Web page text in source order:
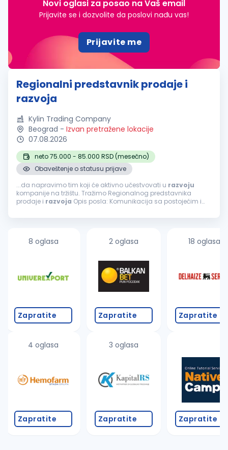
Novi oglasi za posao na Vaš email
Prijavite se i dozvolite da poslovi nađu vas!
Prijavite me
Regionalni predstavnik prodaje i
razvoja
Kylin Trading Company
Beograd - Izvan pretražene lokacije
07.08.2026
neto 75.000 - 85.000 RSD (mesečno)
Obaveštenje o statusu prijave
...da napravimo tim koji će aktivno učestvovati u razvoju
kompanije na tržištu. Tražimo Regionalnog predstavnika
prodaje i razvoja Opis posla: Komunikacija sa postojećim i
slanje ponuda, porudžbenica...
8 oglasa
Zapratite
4 oglasa
Zapratite
2 oglasa
Zapratite
3 oglasa
Zapratite
18 oglasa
Zapratite
Zapratite